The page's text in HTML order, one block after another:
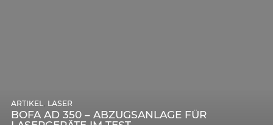
BOFA AD 350 – ABZUGSANLAGE FÜR
ARTIKEL, LASER
DIE BEDEUTENDSTEN SCHRITTE ZUR
ERFOLGREICHEN MARKENBILDUNG IN DER